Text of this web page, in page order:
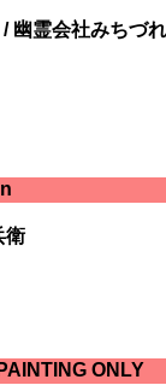
霊会社みちづ
衛
ONLY